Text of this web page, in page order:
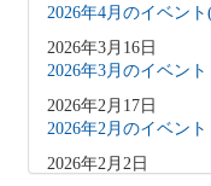
2026年4月のイベン
2026年3月16日
2026年3月のイベント
2026年2月17日
2026年2月のイベント
2026年2月2日